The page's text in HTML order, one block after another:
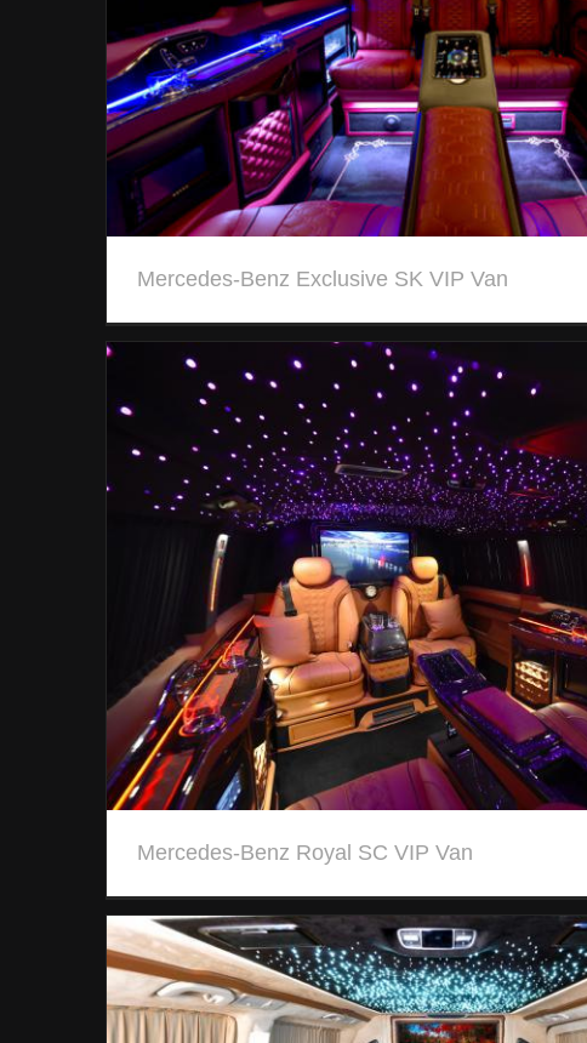
Mercedes-Benz Exclusive SK VIP Van
Mercedes-Benz Royal SC VIP Van